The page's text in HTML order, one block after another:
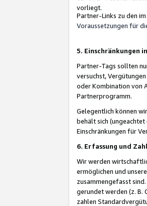
vorliegt.
Partner-Links zu den
Voraussetzungen für
5. Einschränkungen
Partner-Tags sollten
versuchst,
oder Kombination von
Partnerprogramm.
Gelegentlich können
behält sich
Einschränkungen für
6. Erfassung und
Wir werden
ermöglichen und
zusammengefasst
gerundet werden (z. B.
zahlen